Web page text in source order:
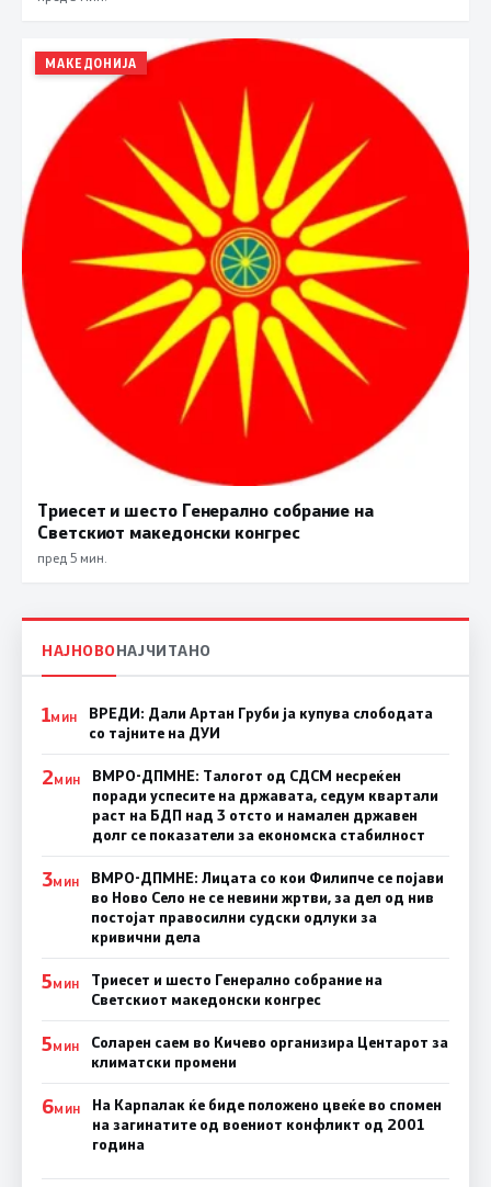
МАКЕДОНИЈА
Триесет и шесто Генерално собрание на
Светскиот македонски конгрес
пред 5 мин.
НАЈНОВОНАЈЧИТАНО
1МИН
ВРЕДИ: Дали Артан Груби ја купува слободата
со тајните на ДУИ
2МИН
ВМРО-ДПМНЕ: Талогот од СДСМ несреќен
поради успесите на државата, седум квартали
раст на БДП над 3 отсто и намален државен
долг се показатели за економска стабилност
3МИН
ВМРО-ДПМНЕ: Лицата со кои Филипче се појави
во Ново Село не се невини жртви, за дел од нив
постојат правосилни судски одлуки за
кривични дела
5МИН
Триесет и шесто Генерално собрание на
Светскиот македонски конгрес
5МИН
Соларен саем во Кичево организира Центарот за
климатски промени
6МИН
На Карпалак ќе биде положено цвеќе во спомен
на загинатите од воениот конфликт од 2001
година